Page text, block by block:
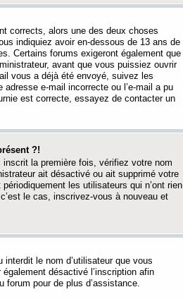
corrects, alors une des deux choses
indiquiez avoir en-dessous de 13 ans de
Certains forums exigeront également que
avant que vous puissiez ouvrir
vous a déjà été envoyé, suivez les
e-mail incorrecte ou l’e-mail a pu
est correcte, essayez de contacter un
?!
la première fois, vérifiez votre nom
ait désactivé ou ait supprimé votre
les utilisateurs qui n’ont rien
le cas, inscrivez-vous à nouveau et
le nom d’utilisateur que vous
désactivé l’inscription afin
forum pour de plus d’assistance.